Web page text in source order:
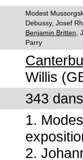
Modest
Debussy, Josef
Benjamin Britten
Parry
Willis
343
1.
2.